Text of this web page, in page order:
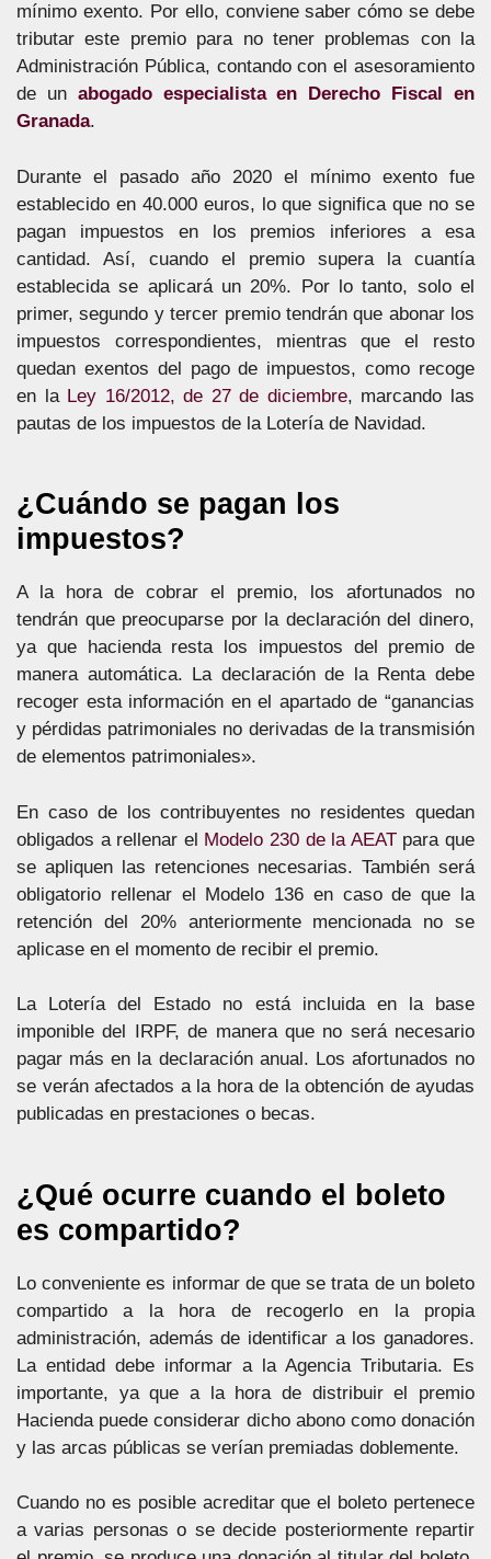
mínimo exento. Por ello, conviene saber cómo se debe
tributar este premio para no tener problemas con la
Administración Pública, contando con el asesoramiento
de un abogado especialista en Derecho Fiscal en
Granada.
Durante el pasado año 2020 el mínimo exento fue
establecido en 40.000 euros, lo que significa que no se
pagan impuestos en los premios inferiores a esa
cantidad. Así, cuando el premio supera la cuantía
establecida se aplicará un 20%. Por lo tanto, solo el
primer, segundo y tercer premio tendrán que abonar los
impuestos correspondientes, mientras que el resto
quedan exentos del pago de impuestos, como recoge
en la Ley 16/2012, de 27 de diciembre, marcando las
pautas de los impuestos de la Lotería de Navidad.
¿Cuándo se pagan los
impuestos?
A la hora de cobrar el premio, los afortunados no
tendrán que preocuparse por la declaración del dinero,
ya que hacienda resta los impuestos del premio de
manera automática. La declaración de la Renta debe
recoger esta información en el apartado de “ganancias
y pérdidas patrimoniales no derivadas de la transmisión
de elementos patrimoniales».
En caso de los contribuyentes no residentes quedan
obligados a rellenar el Modelo 230 de la AEATpara que
se apliquen las retenciones necesarias. También será
obligatorio rellenar el Modelo 136 en caso de que la
retención del 20% anteriormente mencionada no se
aplicase en el momento de recibir el premio.
La Lotería del Estado no está incluida en la base
imponible del IRPF, de manera que no será necesario
pagar más en la declaración anual. Los afortunados no
se verán afectados a la hora de la obtención de ayudas
publicadas en prestaciones o becas.
¿Qué ocurre cuando el boleto
es compartido?
Lo conveniente es informar de que se trata de un boleto
compartido a la hora de recogerlo en la propia
administración, además de identificar a los ganadores.
La entidad debe informar a la Agencia Tributaria. Es
importante, ya que a la hora de distribuir el premio
Hacienda puede considerar dicho abono como donación
y las arcas públicas se verían premiadas doblemente.
Cuando no es posible acreditar que el boleto pertenece
a varias personas o se decide posteriormente repartir